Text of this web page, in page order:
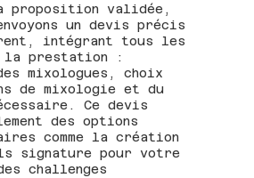
proposition validée,
un devis précis
intégrant tous les
la prestation :
mixologues, choix
de mixologie et du
Ce devis
des options
comme la création
signature pour votre
challenges